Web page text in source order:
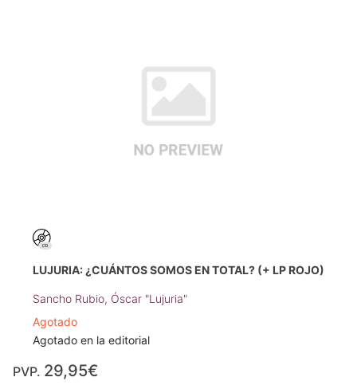
LUJURIA: ¿CUÁNTOS SOMOS EN TOTAL? (+ LP ROJO)
Sancho Rubio, Óscar "Lujuria"
Agotado
Agotado en la editorial
PVP. 29,95€